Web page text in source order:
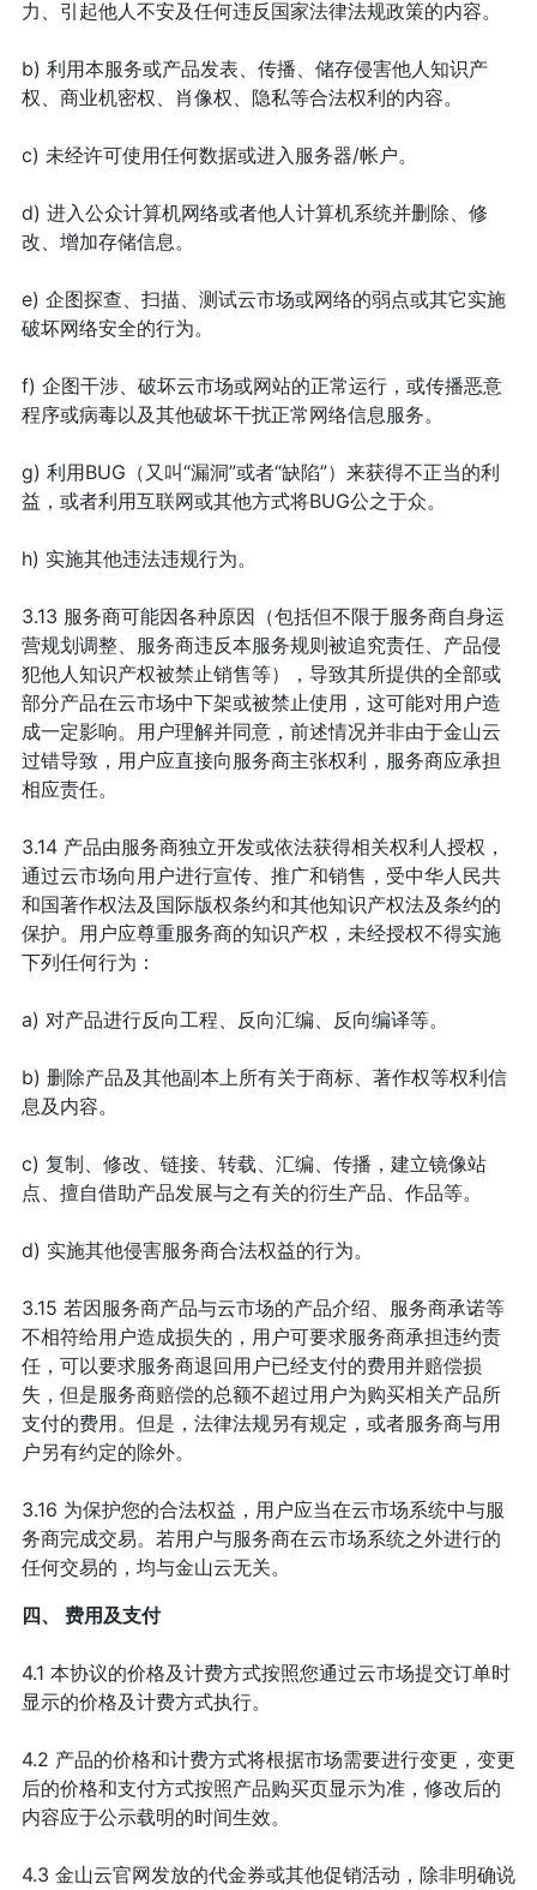
力、引起他人不安及任何违反国家法律法规政策的内容。
b) 利用本服务或产品发表、传播、储存侵害他人知识产
权、商业机密权、肖像权、隐私等合法权利的内容。
c) 未经许可使用任何数据或进入服务器/帐户。
d) 进入公众计算机网络或者他人计算机系统并删除、修
改、增加存储信息。
e) 企图探查、扫描、测试云市场或网络的弱点或其它实施
破坏网络安全的行为。
f) 企图干涉、破坏云市场或网站的正常运行，或传播恶意
程序或病毒以及其他破坏干扰正常网络信息服务。
g) 利用BUG（又叫“漏洞”或者“缺陷”）来获得不正当的利
益，或者利用互联网或其他方式将BUG公之于众。
h) 实施其他违法违规行为。
3.13 服务商可能因各种原因（包括但不限于服务商自身运
营规划调整、服务商违反本服务规则被追究责任、产品侵
犯他人知识产权被禁止销售等），导致其所提供的全部或
部分产品在云市场中下架或被禁止使用，这可能对用户造
成一定影响。用户理解并同意，前述情况并非由于金山云
过错导致，用户应直接向服务商主张权利，服务商应承担
相应责任。
3.14 产品由服务商独立开发或依法获得相关权利人授权，
通过云市场向用户进行宣传、推广和销售，受中华人民共
和国著作权法及国际版权条约和其他知识产权法及条约的
保护。用户应尊重服务商的知识产权，未经授权不得实施
下列任何行为：
a) 对产品进行反向工程、反向汇编、反向编译等。
b) 删除产品及其他副本上所有关于商标、著作权等权利信
息及内容。
c) 复制、修改、链接、转载、汇编、传播，建立镜像站
点、擅自借助产品发展与之有关的衍生产品、作品等。
d) 实施其他侵害服务商合法权益的行为。
3.15 若因服务商产品与云市场的产品介绍、服务商承诺等
不相符给用户造成损失的，用户可要求服务商承担违约责
任，可以要求服务商退回用户已经支付的费用并赔偿损
失，但是服务商赔偿的总额不超过用户为购买相关产品所
支付的费用。但是，法律法规另有规定，或者服务商与用
户另有约定的除外。
3.16 为保护您的合法权益，用户应当在云市场系统中与服
务商完成交易。若用户与服务商在云市场系统之外进行的
任何交易的，均与金山云无关。
四、 费用及支付
4.1 本协议的价格及计费方式按照您通过云市场提交订单时
显示的价格及计费方式执行。
4.2 产品的价格和计费方式将根据市场需要进行变更，变更
后的价格和支付方式按照产品购买页显示为准，修改后的
内容应于公示载明的时间生效。
4.3 金山云官网发放的代金券或其他促销活动，除非明确说